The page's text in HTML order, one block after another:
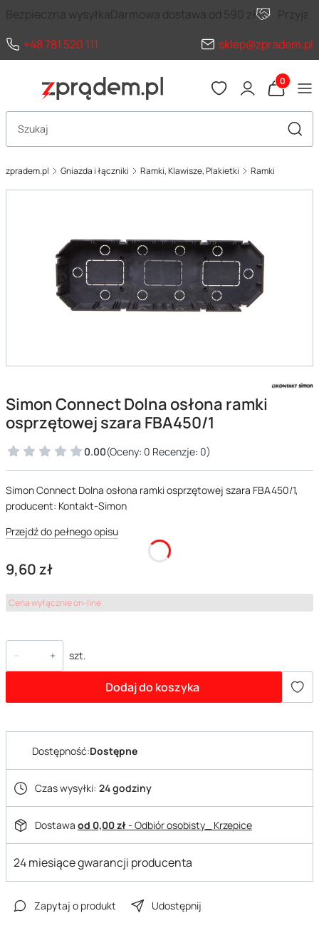
Bezpieczna wysyłkaDarmowa dostawa od 590 zł
+48 781 520 111
sklep@zpradem.pl
Produkty
Otwórz wyszukiwarkę
zpradem.pl Gniazda i łączniki Ramki, Klawisze, Plakietki Ramki
Simon Connect Dolna osłona ramki
osprzętowej szara FBA450/1
0.00(Oceny: 0 Recenzje: 0)
Simon Connect Dolna osłona ramki osprzętowej szara FBA450/1,
producent: Kontakt-Simon
Przejdź do pełnego opisu
Cena
9,60 zł
Cena wyłącznie on-line
szt.
Dodaj do koszyka
Dostępność:Dostępne
Czas wysyłki: 24 godziny
Dostawa od 0,00 zł- Odbiór osobisty_ Krzepice
24 miesiące gwarancji producenta
Zapytaj o produkt Udostępnij